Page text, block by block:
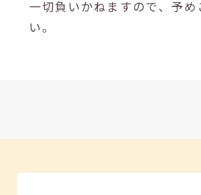
一切負いかねますので、予め
い。